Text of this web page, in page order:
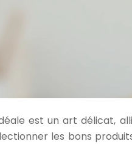
est un art délicat,
les bons